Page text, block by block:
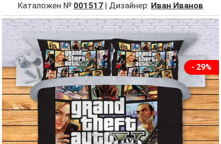
Каталожен № 001517 | Дизайнер: Иван Иванов
- 29%